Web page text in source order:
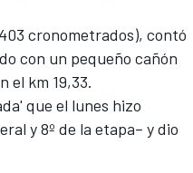
cronometrados), contó
con un pequeño cañón
el km 19,33.
que el lunes hizo
y 8º de la etapa– y dio